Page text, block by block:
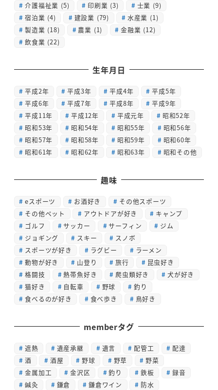
介護福祉業 (5) 印刷業 (3) 士業 (9)
宿泊業 (4) 建設業 (79) 水産業 (1)
製造業 (18) 農業 (1) 金融業 (12)
飲食業 (22)
生年月日
平成2年 平成3年 平成4年
平成5年
平成6年
平成7年 平成8年
平成9年
平成11年
平成12年 平成元年
昭和52年
昭和53年
昭和54年 昭和55年
昭和56年
昭和57年
昭和58年 昭和59年
昭和60年
昭和61年
昭和62年 昭和63年 昭和その他
趣味
eスポーツ お酒好き
その他スポーツ
その他ペット
アウトドアが好き
キャンプ
ゴルフ
サッカー サーフィン
ジム
ジョギング
スキー
スノボ
スポーツが好き
ラグビー
ラーメン
動物が好き
山登り 旅行
昆虫好き
格闘技
熱帯魚好き 爬虫類好き
犬が好き
猫好き
自転車 野球
釣り
食べるのが好き
食べ歩き 鳥好き
memberタグ
遮熱 遺産承継 遺言 配管工
配達
酒
酒屋 野球 野草
野菜
金属加工
金沢区 釣り 鉄板
録音
鍼灸
鎌倉 鎌倉ワイン 防水